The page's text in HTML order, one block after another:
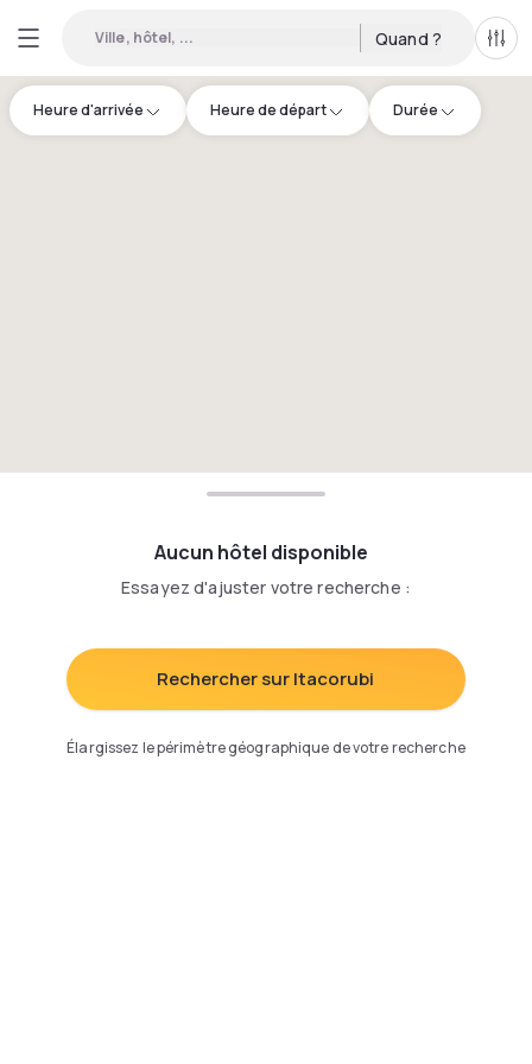
Ville, hôtel, ... Quand ?
Heure d'arrivée Heure de départ Durée
Aucun hôtel disponible
Essayez d'ajuster votre recherche :
Rechercher sur Itacorubi
Élargissez le périmètre géographique de votre recherche